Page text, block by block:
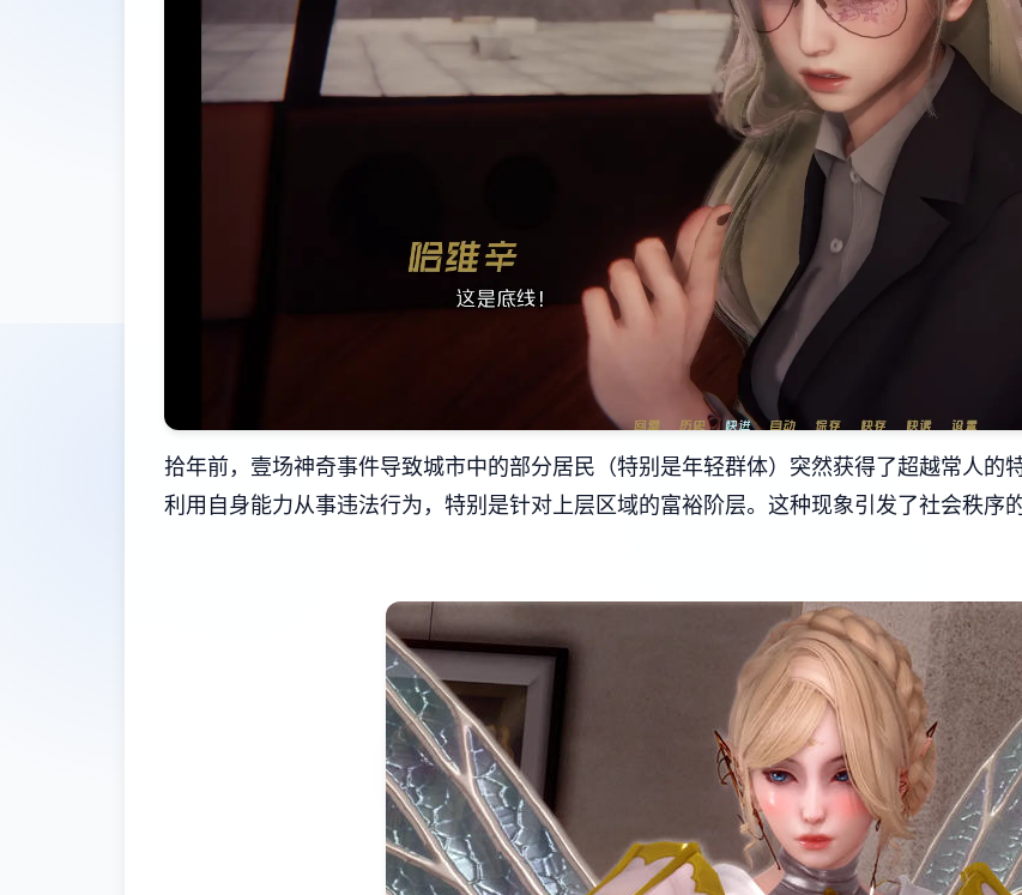
拾年前，壹场神奇事件导致城市中的部分居民（特别是年轻群体）突然获得了超越常人的
利用自身能力从事违法行为，特别是针对上层区域的富裕阶层。这种现象引发了社会秩序